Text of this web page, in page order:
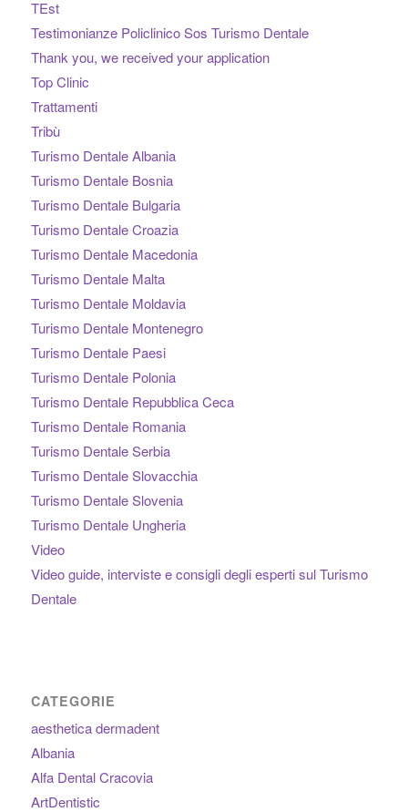
TEst
Testimonianze Policlinico Sos Turismo Dentale
Thank you, we received your application
Top Clinic
Trattamenti
Tribù
Turismo Dentale Albania
Turismo Dentale Bosnia
Turismo Dentale Bulgaria
Turismo Dentale Croazia
Turismo Dentale Macedonia
Turismo Dentale Malta
Turismo Dentale Moldavia
Turismo Dentale Montenegro
Turismo Dentale Paesi
Turismo Dentale Polonia
Turismo Dentale Repubblica Ceca
Turismo Dentale Romania
Turismo Dentale Serbia
Turismo Dentale Slovacchia
Turismo Dentale Slovenia
Turismo Dentale Ungheria
Video
Video guide, interviste e consigli degli esperti sul Turismo
Dentale
CATEGORIE
aesthetica dermadent
Albania
Alfa Dental Cracovia
ArtDentistic